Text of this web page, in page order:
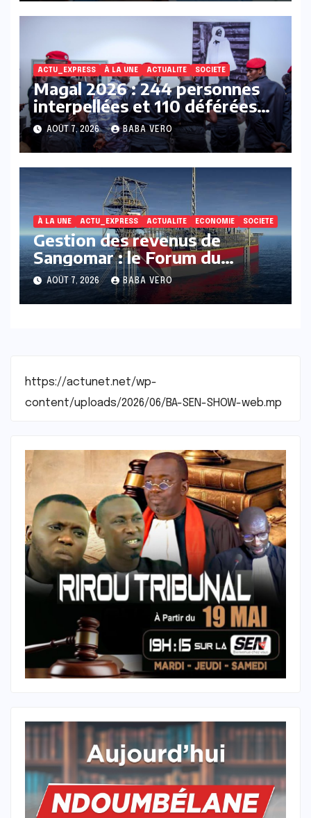
ACTU_EXPRESS À LA UNE ACTUALITE SOCIETE
Magal 2026 : 244 personnes
interpellées et 110 déférées
au parquet, selon la Police
nationale
AOÛT 7, 2026 BABA VERO
À LA UNE ACTU_EXPRESS ACTUALITE ECONOMIE SOCIETE
Gestion des revenus de
Sangomar : le Forum du
Justiciable saisit le Parquet
financier
AOÛT 7, 2026 BABA VERO
https://actunet.net/wp-
content/uploads/2026/06/BA-SEN-SHOW-web.mp